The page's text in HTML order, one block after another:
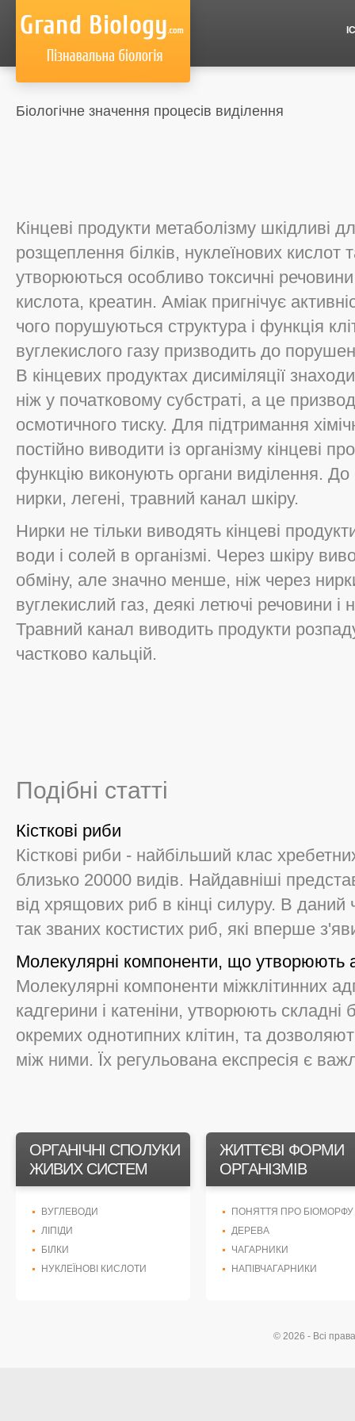
Біологічне значення процесів виділення
Кінцеві продукти метаболізму шкідливі
розщеплення білків, нуклеїнових кислот
утворюються особливо токсичні
кислота, креатин. Аміак пригнічує
чого порушуються структура і функція
вуглекислого газу призводить до
В кінцевих продуктах дисиміляції
ніж у початковому субстраті, а це
осмотичного тиску. Для підтримання
постійно виводити із організму кінцеві
функцію виконують органи виділення. До
нирки, легені, травний канал шкіру.
Нирки не тільки виводять кінцеві
води і солей в організмі. Через шкіру
обміну, але значно менше, ніж через
вуглекислий газ, деякі летючі речовини і
Травний канал виводить продукти
частково кальцій.
Подібні статті
Кісткові риби
Кісткові риби - найбільший клас
близько 20000 видів. Найдавніші
від хрящових риб в кінці силуру. В
так званих костистих риб, які вперше
Молекулярні компоненти, що утворюють
Молекулярні компоненти міжклітинних
кадгерини і катеніни, утворюють складні
окремих однотипних клітин, та
між ними. Їх регульована експресія є
ОРГАНІЧНІ СПОЛУКИ
ЖИВИХ СИСТЕМ
ВУГЛЕВОДИ
ЛІПІДИ
БІЛКИ
НУКЛЕЇНОВІ КИСЛОТИ
ЖИТТЄВІ ФОРМИ
ОРГАНІЗМІВ
ПОНЯТТЯ ПРО БІОМОРФУ
ДЕРЕВА
ЧАГАРНИКИ
НАПІВЧАГАРНИКИ
© 2026 - Всі